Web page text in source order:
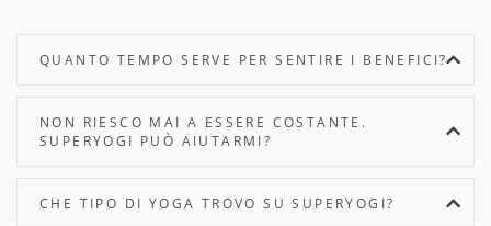
QUANTO TEMPO SERVE PER SENTIRE I BENEFICI?
NON RIESCO MAI A ESSERE COSTANTE.
SUPERYOGI PUÒ AIUTARMI?
CHE TIPO DI YOGA TROVO SU SUPERYOGI?